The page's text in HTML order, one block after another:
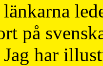
på
Jag har